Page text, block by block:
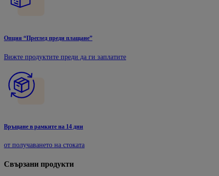
Опция “Преглед преди плащане”
Вижте продуктите преди да ги заплатите
Връщане в рамките на 14 дни
от получаването на стоката
Свързани продукти